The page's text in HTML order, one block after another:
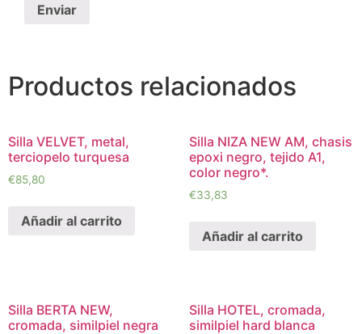
Productos relacionados
Silla VELVET, metal,
terciopelo turquesa
€85,80
Añadir al carrito
Silla NIZA NEW AM, chasis
epoxi negro, tejido A1,
color negro*.
€33,83
Añadir al carrito
Silla BERTA NEW,
cromada, similpiel negra
Silla HOTEL, cromada,
similpiel hard blanca